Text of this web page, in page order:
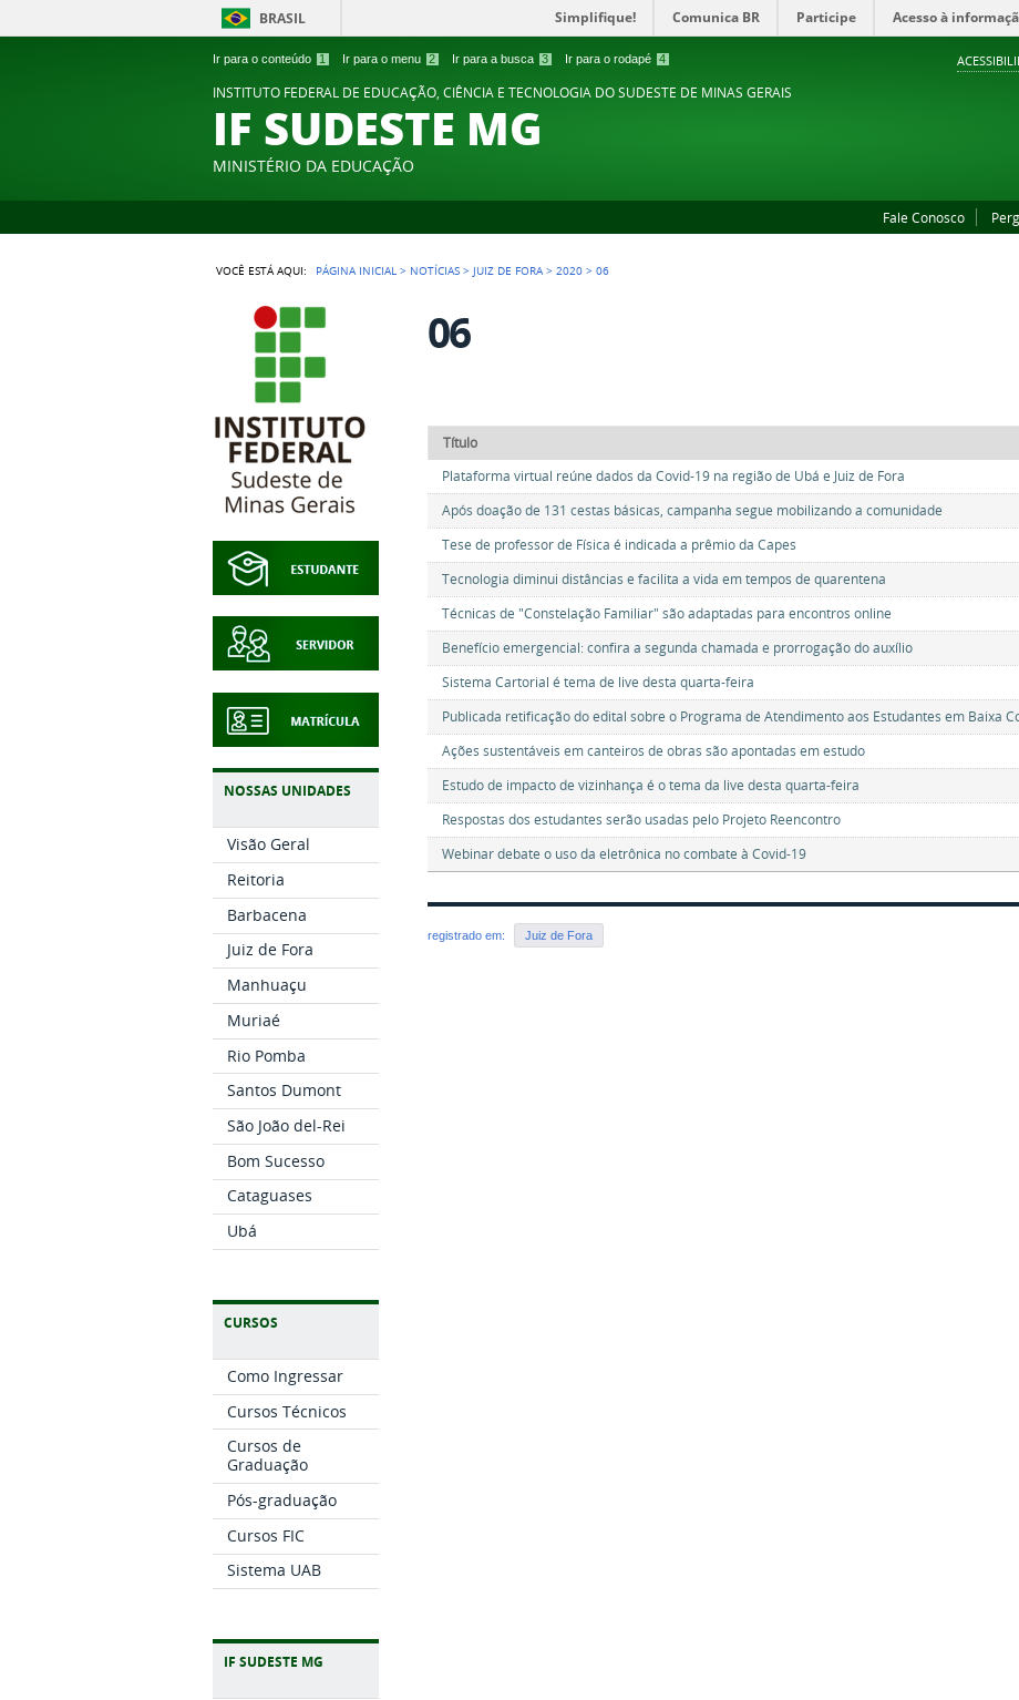
Ir para o conteúdo 1 Ir para o menu 2 Ir para a busca 3 Ir para o rodapé 4
BRASIL Simplifique! Comunica BR Participe Acesso à
INSTITUTO FEDERAL DE EDUCAÇÃO, CIÊNCIA E TECNOLOGIA DO SUDESTE DE MINAS GERAIS
IF SUDESTE MG
MINISTÉRIO DA EDUCAÇÃO
Fale Conosco
VOCÊ ESTÁ AQUI: PÁGINA INICIAL > NOTÍCIAS > JUIZ DE FORA >2020 >06
NOSSAS UNIDADES
Visão Geral
Reitoria
Barbacena
Juiz de Fora
Manhuaçu
Muriaé
Rio Pomba
Santos Dumont
São João del-Rei
Bom Sucesso
Cataguases
Ubá
CURSOS
Como Ingressar
Cursos Técnicos
Cursos de
Graduação
Pós-graduação
Cursos FIC
Sistema UAB
IF SUDESTE MG
06
Título
Plataforma virtual reúne dados da Covid-19 na região de Ubá e Juiz de Fora
Após doação de 131 cestas básicas, campanha segue mobilizando a comunidade
Tese de professor de Física é indicada a prêmio da Capes
Tecnologia diminui distâncias e facilita a vida em tempos de quarentena
Técnicas de "Constelação Familiar" são adaptadas para encontros online
Benefício emergencial: confira a segunda chamada e prorrogação do auxílio
Sistema Cartorial é tema de live desta quarta-feira
Publicada retificação do edital sobre o Programa de Atendimento aos Estudantes em Baixa
Ações sustentáveis em canteiros de obras são apontadas em estudo
Estudo de impacto de vizinhança é o tema da live desta quarta-feira
Respostas dos estudantes serão usadas pelo Projeto Reencontro
Webinar debate o uso da eletrônica no combate à Covid-19
registrado em: Juiz de Fora